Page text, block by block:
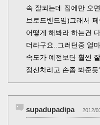
속 잘되는데 집에만 오
브로드밴드임)그래서
어떻게 해봐라 하는건
더라구요..그러던중 얼
속도가 예전보단 훨씬
정신차리고 손좀 봐준
supadupadipa 2012/